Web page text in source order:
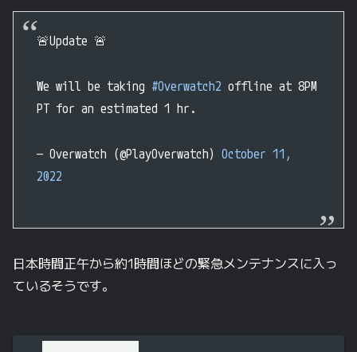
🚨Update 🚨
We will be taking #Overwatch2 offline at 8PM
PT for an estimated 1 hr.
— Overwatch (@PlayOverwatch) October 11,
2022
日本時間正午から約1時間ほどの緊急メンテナンスに入っ
ているそうです。